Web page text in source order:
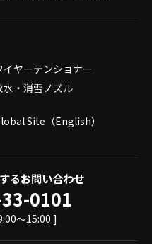
イヤーテンショナー
水・消雪ノズル
Site（English）
るお問い合わせ
0101
～15:00 ]